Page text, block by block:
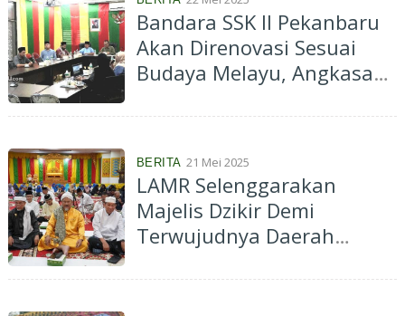
Bandara SSK II Pekanbaru
Akan Direnovasi Sesuai
Budaya Melayu, Angkasa
LAMR
BERITA 21 Mei 2025
LAMR Selenggarakan
Majelis Dzikir Demi
Terwujudnya Daerah